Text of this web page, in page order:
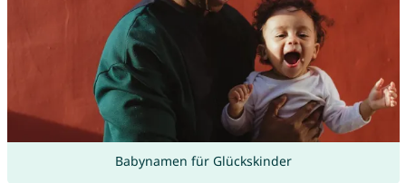
Babynamen für Glückskinder